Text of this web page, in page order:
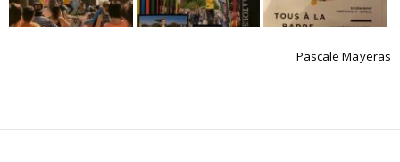
Pascale Mayeras